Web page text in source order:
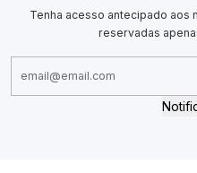
Tenha acesso antecipado
reservadas